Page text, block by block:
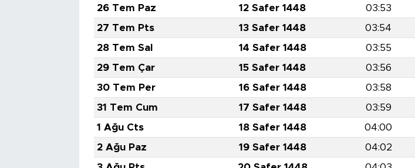
26 Tem Paz
12 Safer 1448 03:53
27 Tem Pts
13 Safer 1448 03:54
28 Tem Sal
14 Safer 1448 03:55
29 Tem Çar
15 Safer 1448 03:56
30 Tem Per
16 Safer 1448 03:58
31 Tem Cum
17 Safer 1448 03:59
1 Ağu Cts
18 Safer 1448 04:00
2 Ağu Paz
19 Safer 1448 04:02